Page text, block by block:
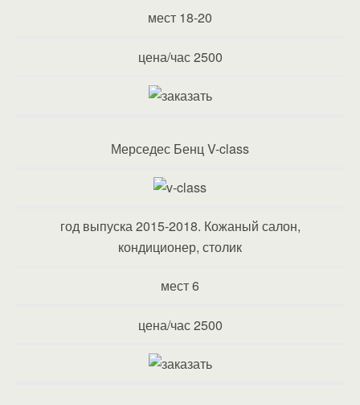
мест 18-20
цена/час 2500
Мерседес Бенц V-class
год выпуска 2015-2018. Кожаный салон,
кондиционер, столик
мест 6
цена/час 2500